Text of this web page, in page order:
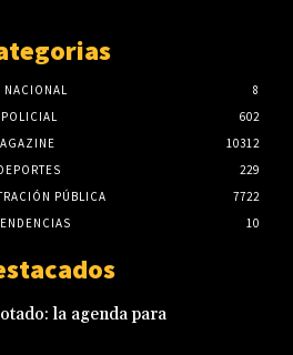
NACIONAL
8
POLICIAL
602
10312
229
PÚBLICA
7722
10
la agenda para